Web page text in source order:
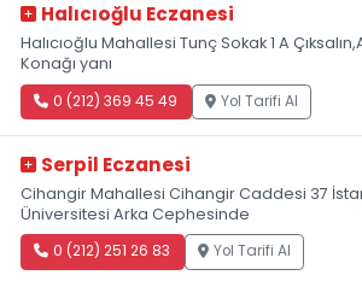
Halıcıoğlu Eczanesi
Halıcıoğlu Mahallesi Tunç Sokak 1 A
Konağı yanı
0 (212) 369 45 49 Yol Tarifi Al
Serpil Eczanesi
Cihangir Mahallesi Cihangir Caddesi 37
Üniversitesi Arka Cephesinde
0 (212) 251 26 83 Yol Tarifi Al